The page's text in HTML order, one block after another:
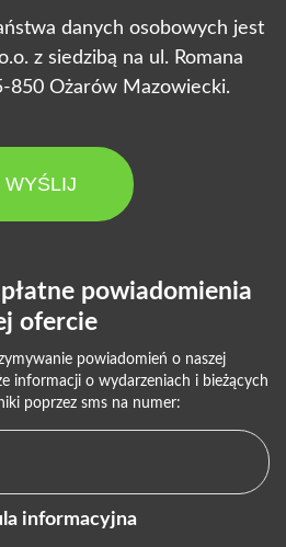
danych osobowych jest
z siedzibą na ul. Romana
850 Ożarów Mazowiecki.
WYŚLIJ
powiadomienia
ofercie
powiadomień o naszej
informacji o wydarzeniach i bieżących
poprzez sms na numer:
informacyjna